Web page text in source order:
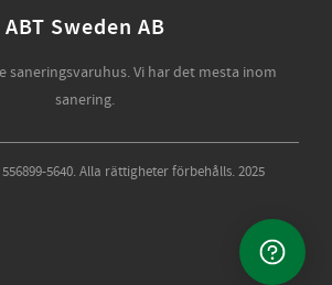
ABT Sweden AB
saneringsvaruhus. Vi har det mesta inom
sanering.
5640. Alla rättigheter förbehålls. 2025